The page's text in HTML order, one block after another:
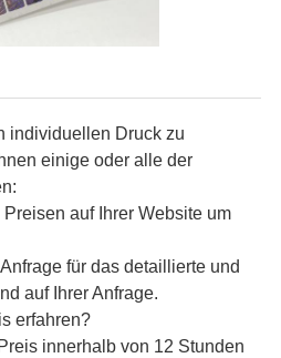
individuellen Druck zu
einige oder alle der
auf Ihrer Website um
für das detaillierte und
auf Ihrer Anfrage.
erfahren?
innerhalb von 12 Stunden